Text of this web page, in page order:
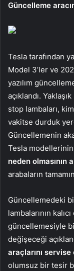
Güncelleme
Tesla tarafından
Model 3’ler ve
yazılım
açıklandı.
stop lambaları,
vakitse durduk
Güncellemenin
Tesla modellerinin
neden olmasının
arabaların
Güncellemedeki
lambalarının
güncellemesiyle
değişeceği
araçlarını servise
olumsuz bir tesir